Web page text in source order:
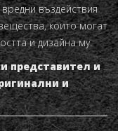
въздействия
които могат
и дизайна му.
представител и
и